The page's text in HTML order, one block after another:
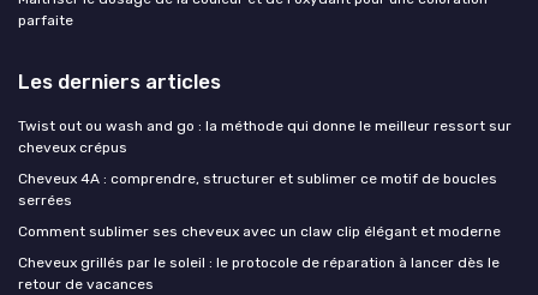
parfaite
Les derniers articles
Twist out ou wash and go : la méthode qui donne le meilleur ressort sur
cheveux crépus
Cheveux 4A : comprendre, structurer et sublimer ce motif de boucles
serrées
Comment sublimer ses cheveux avec un claw clip élégant et moderne
Cheveux grillés par le soleil : le protocole de réparation à lancer dès le
retour de vacances